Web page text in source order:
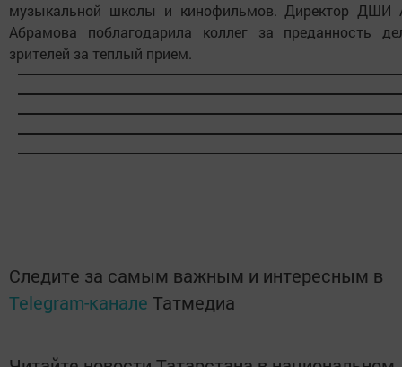
музыкальной школы и кинофильмов. Директор ДШИ
Абрамова поблагодарила коллег за преданность
зрителей за теплый прием.
Следите за самым важным и интересным в
Telegram-канале Татмедиа